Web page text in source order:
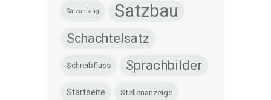
Satzanfang Satzbau
Schachtelsatz
Schreibfluss Sprachbilder
Startseite Stellenanzeige